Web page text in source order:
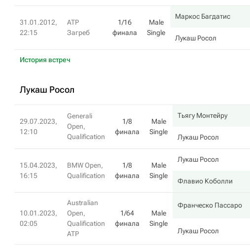
31.01.2012,
22:15
ATP
Загреб
1/16
финала
Male
Single
Маркос Багдатис
Лукаш Росол
История встреч
Лукаш Росол
29.07.2023,
12:10
Generali
Open,
Qualification
1/8
финала
Male
Single
Тьягу Монтейру
Лукаш Росол
15.04.2023,
16:15
BMW Open,
Qualification
1/8
финала
Male
Single
Лукаш Росол
Флавио Коболли
10.01.2023,
02:05
Australian
Open,
Qualification
ATP
1/64
финала
Male
Single
Франческо Пассаро
Лукаш Росол